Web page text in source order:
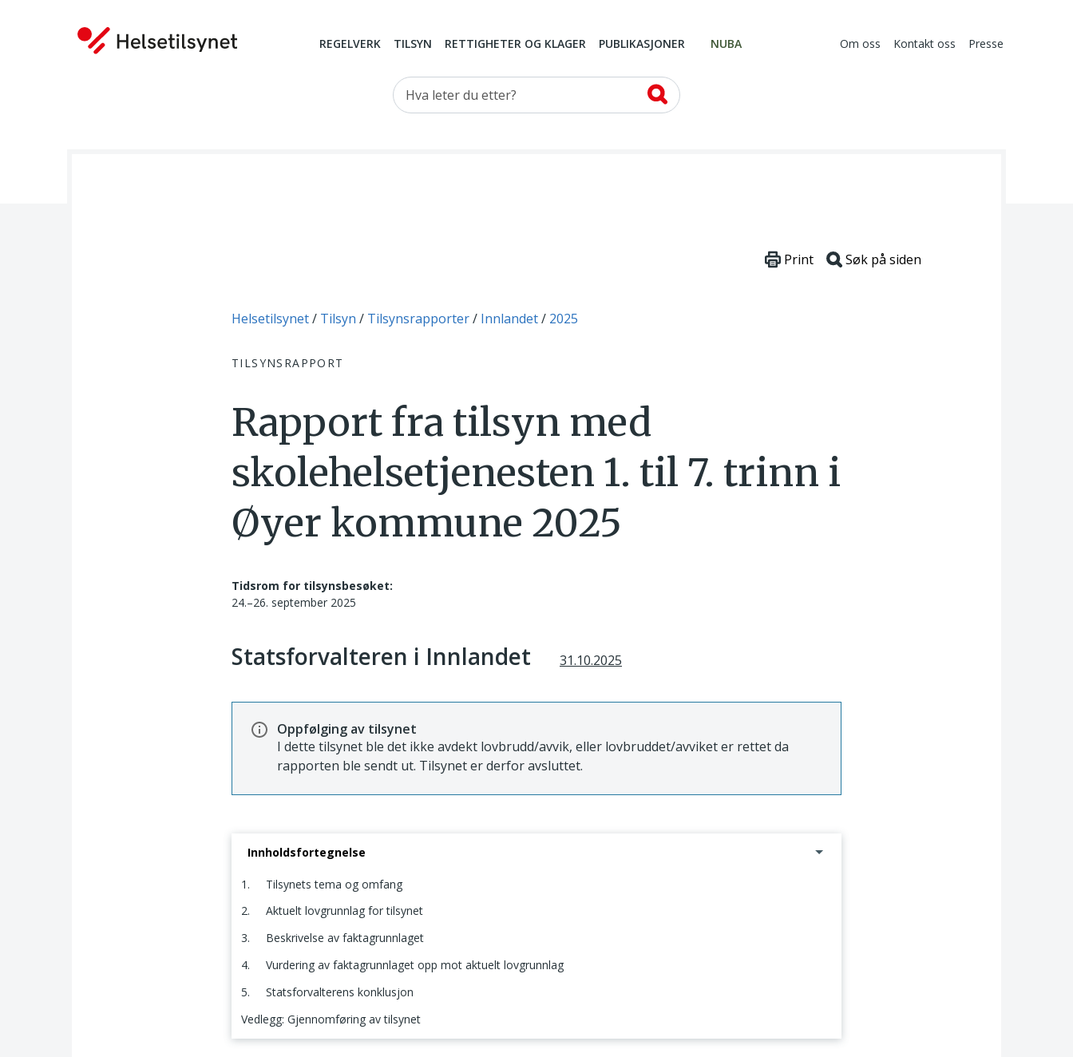
REGELVERK TILSYN RETTIGHETER OG KLAGER PUBLIKASJONER NUBA Om oss Kontakt oss Presse
Hva leter du etter?
Du er her:
Helsetilsynet Tilsyn Tilsynsrapporter Innlandet 2025
TILSYNSRAPPORT
Print Søk på siden
Rapport fra tilsyn med
skolehelsetjenesten 1. til 7. trinn i
Øyer kommune 2025
Tidsrom for tilsynsbesøket:
24.–26. september 2025
Statsforvalteren i Innlandet 31.10.2025
Oppfølging av tilsynet
I dette tilsynet ble det ikke avdekt lovbrudd/avvik, eller lovbruddet/avviket er rettet da
rapporten ble sendt ut. Tilsynet er derfor avsluttet.
Innholdsfortegnelse
1. Tilsynets tema og omfang
2. Aktuelt lovgrunnlag for tilsynet
3. Beskrivelse av faktagrunnlaget
4. Vurdering av faktagrunnlaget opp mot aktuelt lovgrunnlag
5. Statsforvalterens konklusjon
Vedlegg: Gjennomføring av tilsynet